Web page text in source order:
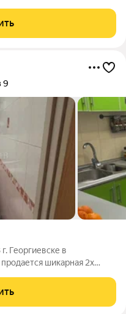
в шаговой доступности.
9
Георгиевске в
шикарная 2х
дорогому
спальные